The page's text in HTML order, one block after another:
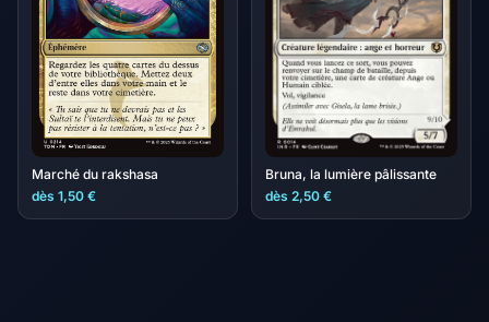
Marché du rakshasa
dès 1,50 €
Bruna, la lumière pâlissante
dès 2,50 €